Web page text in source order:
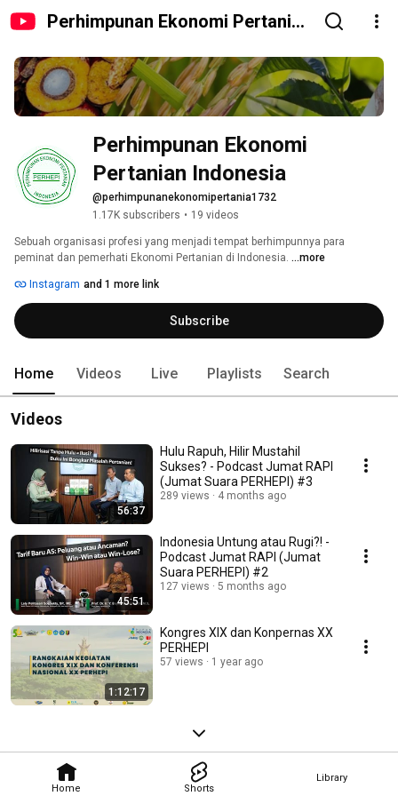
Perhimpunan Ekonomi Pertanian
Home Shorts
Library
Perhimpunan Ekonomi
Pertanian Indonesia
@perhimpunanekonomipertania1732
1.17K subscribers • 19 videos
Sebuah organisasi profesi yang menjadi tempat berhimpunnya para
peminat dan pemerhati Ekonomi Pertanian di Indonesia. ...more
Instagram and 1 more link
Subscribe
Home Videos Live Playlists Search
Videos
56:37
Hulu Rapuh, Hilir Mustahil
Sukses? - Podcast Jumat RAPI
(Jumat Suara PERHEPI) #3
289 views 4 months ago
45:51
Indonesia Untung atau Rugi?! -
Podcast Jumat RAPI (Jumat
Suara PERHEPI) #2
127 views 5 months ago
1:12:17
Kongres XIX dan Konpernas XX
PERHEPI
57 views 1 year ago